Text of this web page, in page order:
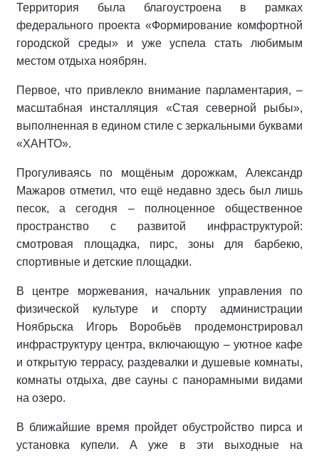
Территория была благоустроена в рамках
федерального проекта «Формирование комфортной
городской среды» и уже успела стать любимым
местом отдыха ноябрян.
Первое, что привлекло внимание парламентария, –
масштабная инсталляция «Стая северной рыбы»,
выполненная в едином стиле с зеркальными буквами
«ХАНТО».
Прогуливаясь по мощёным дорожкам, Александр
Мажаров отметил, что ещё недавно здесь был лишь
песок, а сегодня – полноценное общественное
пространство с развитой инфраструктурой:
смотровая площадка, пирс, зоны для барбекю,
спортивные и детские площадки.
В центре моржевания, начальник управления по
физической культуре и спорту администрации
Ноябрьска Игорь Воробьёв продемонстрировал
инфраструктуру центра, включающую – уютное кафе
и открытую террасу, раздевалки и душевые комнаты,
комнаты отдыха, две сауны с панорамными видами
на озеро.
В ближайшие время пройдет обустройство пирса и
установка купели. А уже в эти выходные на